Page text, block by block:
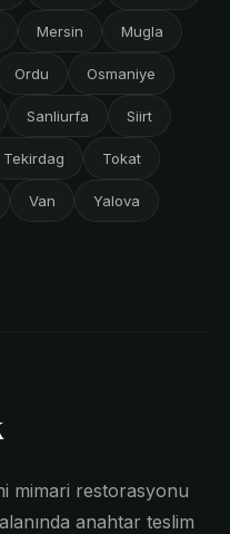
Mersin Mugla
Ordu Osmaniye
Sanliurfa Siirt
Tekirdag Tokat
Van Yalova
mimari restorasyonu
anahtar teslim